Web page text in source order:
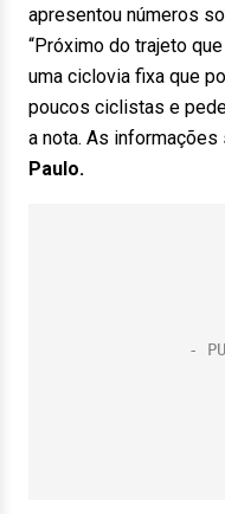
apresentou números
“Próximo do trajeto
uma ciclovia fixa que
poucos ciclistas e
a nota. As informações
Paulo.